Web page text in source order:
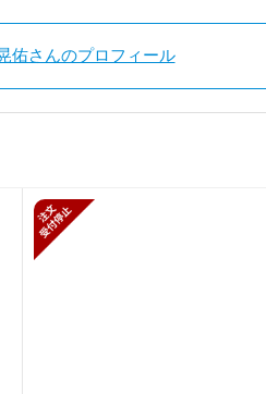
佑さんのプロフィール